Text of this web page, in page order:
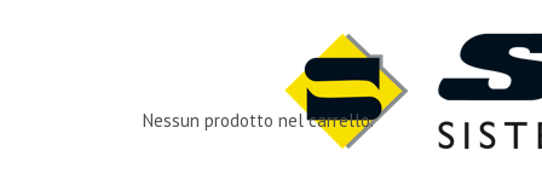
Nessun prodotto nel carrello.